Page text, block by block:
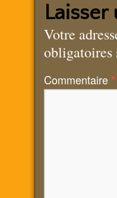
Votre
obligatoires
Commentaire*